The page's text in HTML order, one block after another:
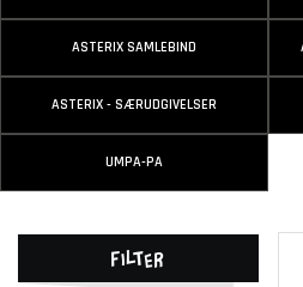
ASTERIX SAMLEBIND
ASTERIX - SÆRUDGIVELSER
UMPA-PA
Filter